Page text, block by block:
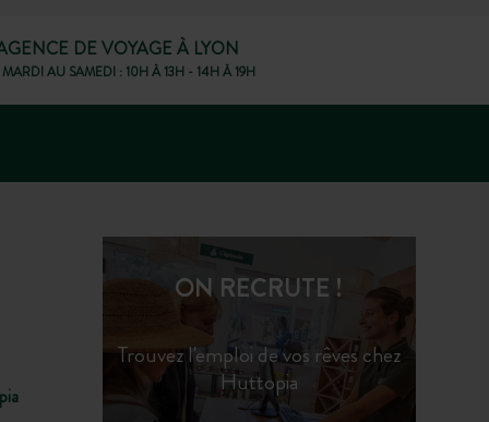
DE VOYAGE À LYON
AU SAMEDI : 10H À 13H - 14H À 19H
ON RECRUTE !
Trouvez l'emploi de vos rêves chez
Huttopia